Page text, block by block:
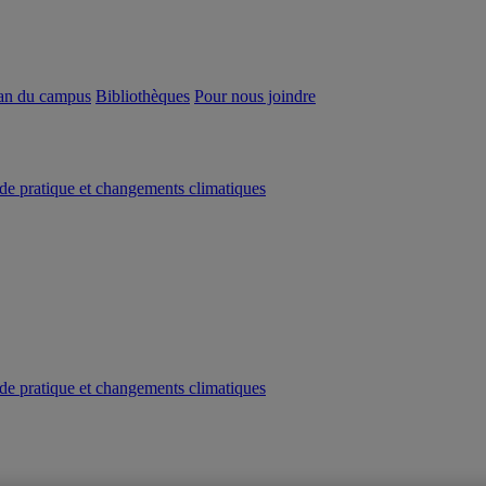
du campus Bibliothèques Pour nous joindre
pratique et changements climatiques
pratique et changements climatiques